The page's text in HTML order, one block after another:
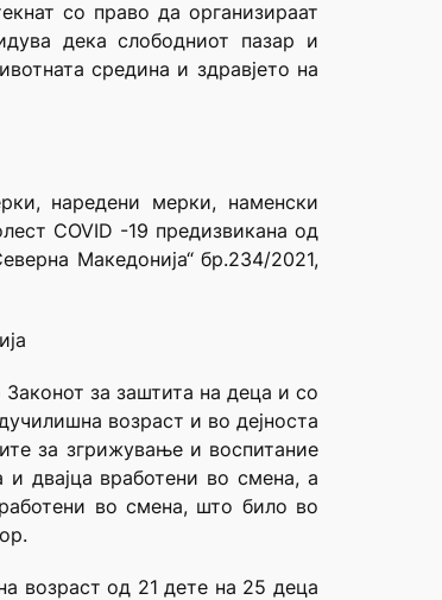
со право да организираат
дека слободниот пазар и
средина и здравјето на
наредени мерки, наменски
COVID -19 предизвикана од
Македонија“ бр.234/2021,
за заштита на деца и со
возраст и во дејноста
за згрижување и воспитание
двајца вработени во смена, а
во смена, што било во
возраст од 21 дете на 25 деца